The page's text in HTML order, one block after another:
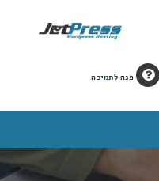
פנה לתמיכה